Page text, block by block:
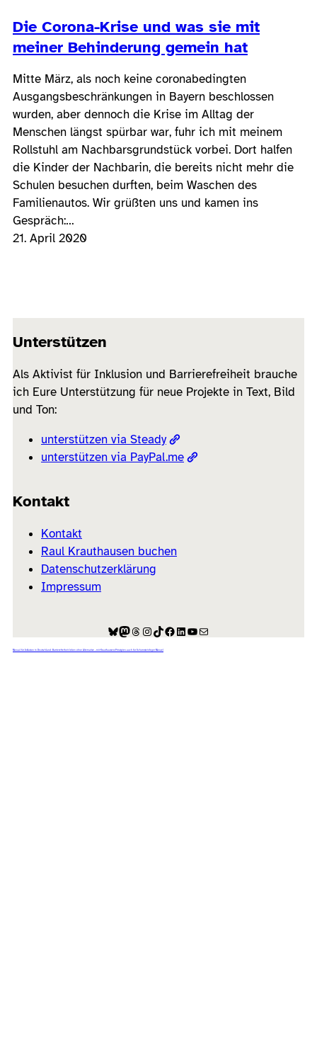
Die Corona-Krise und was sie mit
meiner Behinderung gemein hat
Mitte März, als noch keine coronabedingten
Ausgangsbeschränkungen in Bayern beschlossen
wurden, aber dennoch die Krise im Alltag der
Menschen längst spürbar war, fuhr ich mit meinem
Rollstuhl am Nachbarsgrundstück vorbei. Dort halfen
die Kinder der Nachbarin, die bereits nicht mehr die
Schulen besuchen durften, beim Waschen des
Familienautos. Wir grüßten uns und kamen ins
Gespräch:…
21. April 2020
Unterstützen
Als Aktivist für Inklusion und Barrierefreiheit brauche
ich Eure Unterstützung für neue Projekte in Text, Bild
und Ton:
unterstützen via Steady
unterstützen via PayPal.me
Kontakt
Kontakt
Raul Krauthausen buchen
Datenschutzerklärung
Impressum
Bluesky
Mastodon
Threads
Instagram
TikTok
Facebook
LinkedIn
YouTube
E-Mail
Manual für Inklusion in Deutschland: Barrierefreiheit leben ohne Alternative – mit Krauthausens Prinzipien auch für Schornsteinfeger Manuel